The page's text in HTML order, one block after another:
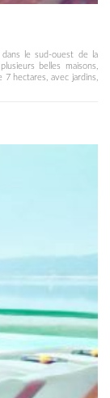
dans le sud-ouest de la
belles maisons,
hectares, avec jardins,